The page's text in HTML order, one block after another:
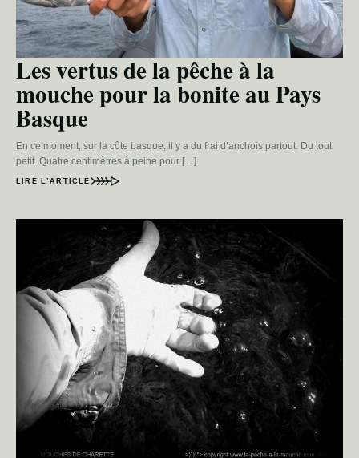
Les vertus de la pêche à la
mouche pour la bonite au Pays
Basque
En ce moment, sur la côte basque, il y a du frai d’anchois partout. Du tout
petit. Quatre centimètres à peine pour […]
LIRE L’ARTICLE